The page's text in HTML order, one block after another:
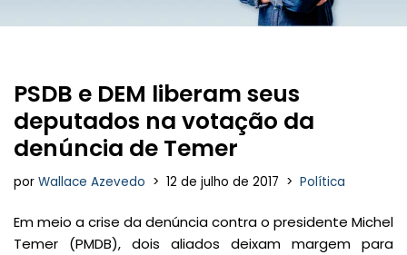
PSDB e DEM liberam seus
deputados na votação da
denúncia de Temer
por Wallace Azevedo 12 de julho de 2017 Política
Em meio a crise da denúncia contra o presidente Michel
Temer (PMDB), dois aliados deixam margem para